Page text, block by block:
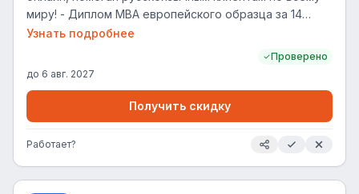
миру! - Диплом MBA европейского образца за 14
месяцев - Первые консультации уже через 7
Узнать подробнее
Проверено
до 6 авг. 2027
Получить скидку
Работает?